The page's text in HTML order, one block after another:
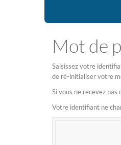
Mot de
Saisissez votre
de ré-initialiser votre
Si vous ne recevez
Votre identifiant ne